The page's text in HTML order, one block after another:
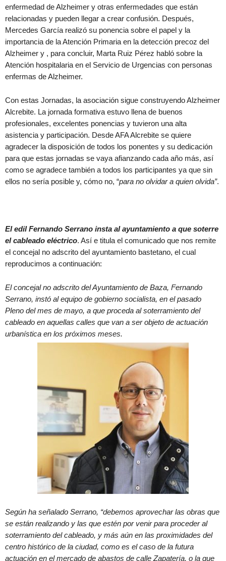
enfermedad de Alzheimer y otras enfermedades que están
relacionadas y pueden llegar a crear confusión. Después,
Mercedes García realizó su ponencia sobre el papel y la
importancia de la Atención Primaria en la detección precoz del
Alzheimer y , para concluir, Marta Ruiz Pérez habló sobre la
Atención hospitalaria en el Servicio de Urgencias con personas
enfermas de Alzheimer.
Con estas Jornadas, la asociación sigue construyendo Alzheimer
Alcrebite. La jornada formativa estuvo llena de buenos
profesionales, excelentes ponencias y tuvieron una alta
asistencia y participación. Desde AFA Alcrebite se quiere
agradecer la disposición de todos los ponentes y su dedicación
para que estas jornadas se vaya afianzando cada año más, así
como se agradece también a todos los participantes ya que sin
ellos no sería posible y, cómo no, “para no olvidar a quien olvida”.
El edil Fernando Serrano insta al ayuntamiento a que soterre
el cableado eléctrico. Así e titula el comunicado que nos remite
el concejal no adscrito del ayuntamiento bastetano, el cual
reproducimos a continuación:
El concejal no adscrito del Ayuntamiento de Baza, Fernando
Serrano, instó al equipo de gobierno socialista, en el pasado
Pleno del mes de mayo, a que proceda al soterramiento del
cableado en aquellas calles que van a ser objeto de actuación
urbanística en los próximos meses.
Según ha señalado Serrano, “debemos aprovechar las obras que
se están realizando y las que estén por venir para proceder al
soterramiento del cableado, y más aún en las proximidades del
centro histórico de la ciudad, como es el caso de la futura
actuación en el mercado de abastos de calle Zapatería, o la que